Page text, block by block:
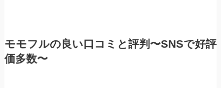
モモフルの良い口コミと評判〜SNSで好評
価多数〜